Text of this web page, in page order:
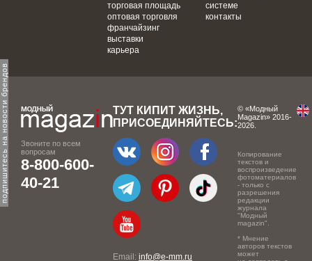
подпишитесь на новости брендов
торговая площадь
оптовая торговля
франчайзинг
выставки
карьера
системе
контакты
Звоните по всем
вопросам
8-800-600-
40-21
ТУТ КИПИТ ЖИЗНЬ,
ПРИСОЕДИНЯЙТЕСЬ:
Email: info@e-mm.ru
© «Модный
Magazin» 2016-
2026.
Копирование
текстов и
воспроизведение
фотоматериалов
- только с
разрешения
редакции
журнала
"Модный
magazin".
* Мнение
авторов текстов
может